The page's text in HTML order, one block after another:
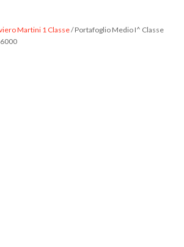
Martini 1 Classe/ Portafoglio Medio I^ Classe